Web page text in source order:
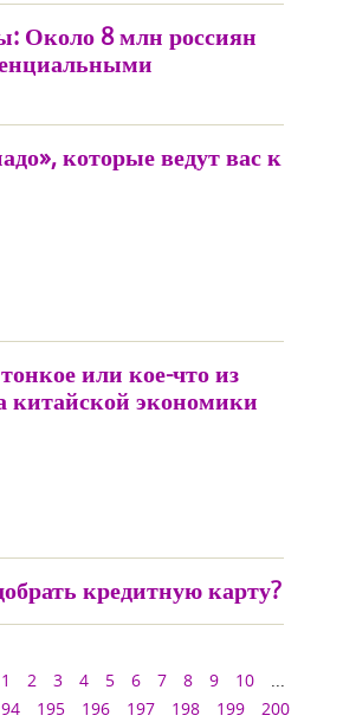
Около 8 млн россиян
которые ведут вас к
или кое-что из
китайской экономики
кредитную карту?
1 2 3 4 5 6 7 8 9 10
...
195 196 197 198 199
200